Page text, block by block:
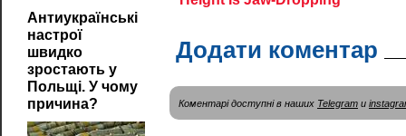
Антиукраїнські
настрої
швидко
зростають у
Польщі. У чому
причина?
Додати коментар
Коментарі доступні в наших Telegram и